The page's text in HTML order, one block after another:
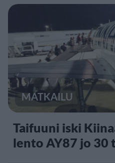
MATKAILU
Taifuuni iski
lento AY87 jo 30